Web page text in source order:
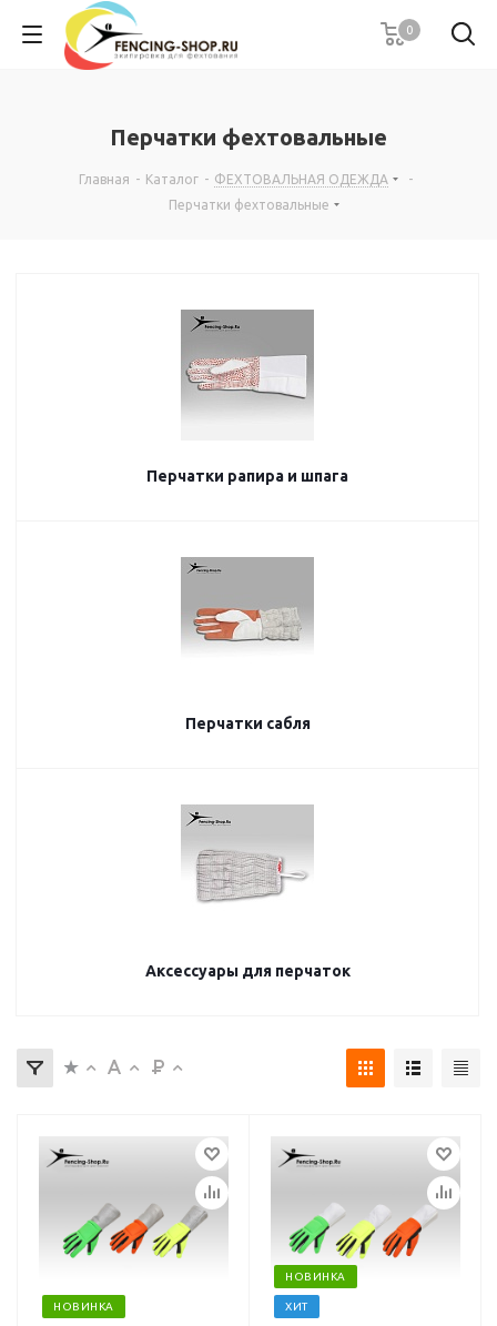
0
Перчатки фехтовальные
Главная - Каталог - ФЕХТОВАЛЬНАЯ ОДЕЖДА
-
Перчатки фехтовальные
Перчатки рапира и шпага
Перчатки сабля
Аксессуары для перчаток
НОВИНКА
НОВИНКА
ХИТ